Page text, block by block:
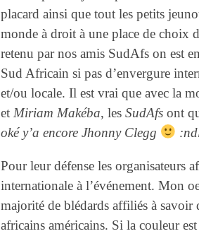
placard ainsi que tout les petits
monde à droit à une place de choix
retenu par nos amis SudAfs on est
Sud Africain si pas d’envergure
et/ou locale. Il est vrai que avec la
et Miriam Makéba, les SudAfs ont
oké y’a encore Jhonny Clegg
Pour leur défense les organisateurs
internationale à l’événement. Mon
majorité de blédards affiliés à savoir
africains américains. Si la couleur